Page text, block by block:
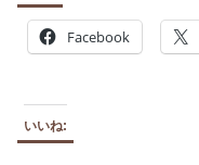
Facebook
いいね: